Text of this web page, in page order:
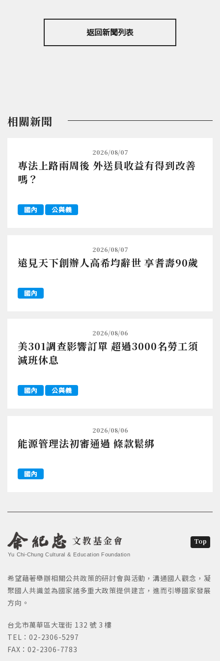
返回新聞列表
相關新聞
2026/08/07
專法上路兩周後 外送員收益有得到改善
嗎？
國內 公與義
2026/08/07
遠見天下創辦人高希均辭世 享耆壽90歲
國內
2026/08/06
美301調查影響訂單 超過3000名勞工須
減班休息
國內 公與義
2026/08/06
能源管理法初審通過 條款鬆綁
國內
文教基金會
Yu Chi-Chung Cultural & Education Foundation
希望藉著舉辦相關公共政策的研討會與活動，溝通國人觀念，凝
聚國人共識並為國家諸多重大政策提供建言，進而引導國家發展
方向。
台北市萬華區大理街 132 號 3 樓
TEL：02-2306-5297
FAX：02-2306-7783
Top